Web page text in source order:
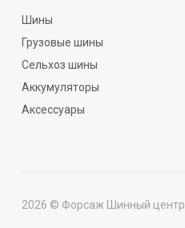
Шины
Грузовые шины
Сельхоз шины
Аккумуляторы
Аксессуары
2026 © Форсаж Шинный центр